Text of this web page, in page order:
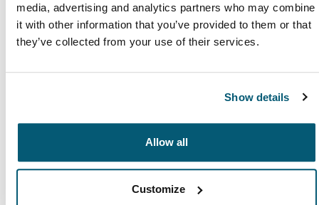
media, advertising and analytics partners who may combine
it with other information that you’ve provided to them or that
they’ve collected from your use of their services.
Show details
Allow all
Customize
nuestros estándares puede tardar hasta dos años,
creemos que la velocidad está reñida con la calidad.
Para nosotros, lo más importante es garantizar un largo
ecológico, garantizando que la sostenibilidad y la